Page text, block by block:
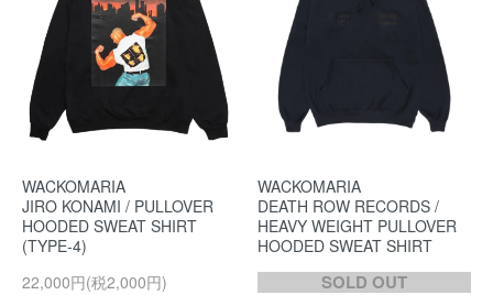
WACKOMARIA
JIRO KONAMI / PULLOVER
HOODED SWEAT SHIRT
(TYPE-4)
22,000円(税2,000円)
WACKOMARIA
DEATH ROW RECORDS /
HEAVY WEIGHT PULLOVER
HOODED SWEAT SHIRT
SOLD OUT